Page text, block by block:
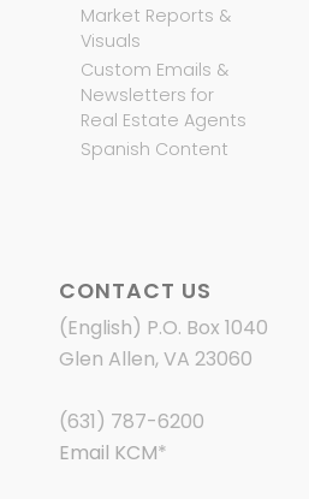
Market Reports &
Visuals
Custom Emails &
Newsletters for
Real Estate Agents
Spanish Content
CONTACT US
(English) P.O. Box 1040
Glen Allen, VA 23060
(631) 787-6200
Email KCM*